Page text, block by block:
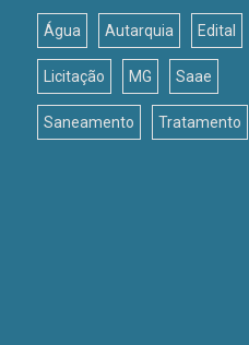
Água Autarquia Edital
Licitação MG Saae
Saneamento Tratamento